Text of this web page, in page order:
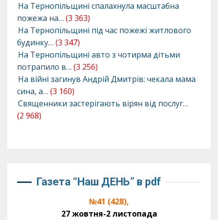
На Тернопільщині спалахнула масштабна
пожежа на… (3 363)
На Тернопільщині під час пожежі житлового
будинку… (3 347)
На Тернопільщині авто з чотирма дітьми
потрапило в… (3 256)
На війні загинув Андрій Дмитрів: чекала мама
сина, а… (3 160)
Священники застерігають вірян від послуг…
(2 968)
Газета “Наш ДЕНЬ” в pdf
№41 (428),
27 жовтня-2 листопада